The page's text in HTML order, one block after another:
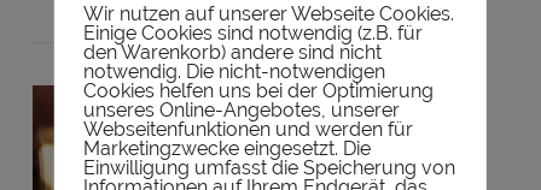
Wir nutzen auf unserer Webseite Cookies.
Einige Cookies sind notwendig (z.B. für
den Warenkorb) andere sind nicht
notwendig. Die nicht-notwendigen
Cookies helfen uns bei der Optimierung
unseres Online-Angebotes, unserer
Webseitenfunktionen und werden für
Marketingzwecke eingesetzt. Die
Einwilligung umfasst die Speicherung von